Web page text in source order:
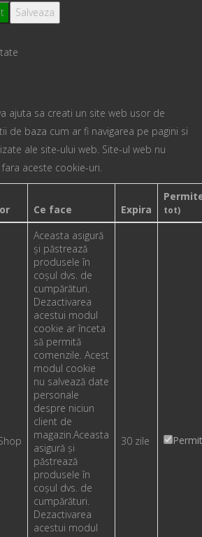
Salveaza
ajuta sa creati un site web usor de
de baza cum ar fi navigarea pe pagini si
ale site-ului web. Site-ul web nu
aceste cookie-uri.
Ce face Expira tot)
Aceasta asigură
și păstrează
produsele în
coșul dvs. de
cumpărături.
Dezactivarea
acestui modul
cookie ar înceta
să permită
comenzile. Acest
modul cookie
nu salvează date
personale
despre niciun
client de
magazin.Aceasta
asigură și
păstrează
produsele în
coșul dvs. de
cumpărături.
Dezactivarea
acestui modul
30 zile